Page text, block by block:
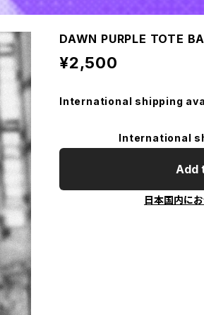
DAWN PURPLE TOTE
¥2,500
International shipping
International
Add
日本国内に